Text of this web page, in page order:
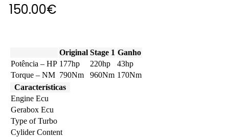
150.00€
Original Stage 1 Ganho
Potência – HP 177hp 220hp
43hp
Torque – NM 790Nm 960Nm 170Nm
Características
Engine Ecu
Gerabox Ecu
Type of Turbo
Cylider Content